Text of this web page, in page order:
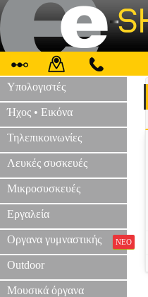
Υπολογιστές
Ήχος • Εικόνα
Τηλεπικοινωνίες
Λευκές συσκευές
Μικροσυσκευές
Εργαλεία
Οργανα γυμναστικής ΝΕΟ
Outdoor
Μουσικά όργανα